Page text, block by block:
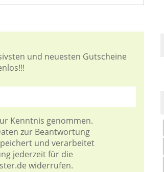
und neuesten Gutscheine
Kenntnis genommen.
zur Beantwortung
und verarbeitet
jederzeit für die
widerrufen.